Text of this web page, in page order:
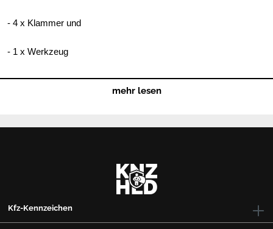
- 4 x Klammer und
- 1 x Werkzeug
✅ Als kleiner Nebeneffekt ist dein Kennzeichen auch noch vor
Diebstahl abgesichert
mehr lesen
Kfz-Kennzeichen